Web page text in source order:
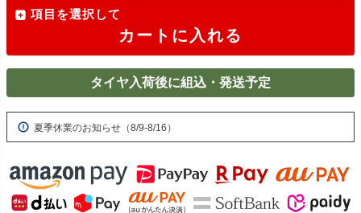
項目を選択して
カートに入れる
タイヤ入荷後に組込・発送予定
夏季休業のお知らせ（8/9-8/16）